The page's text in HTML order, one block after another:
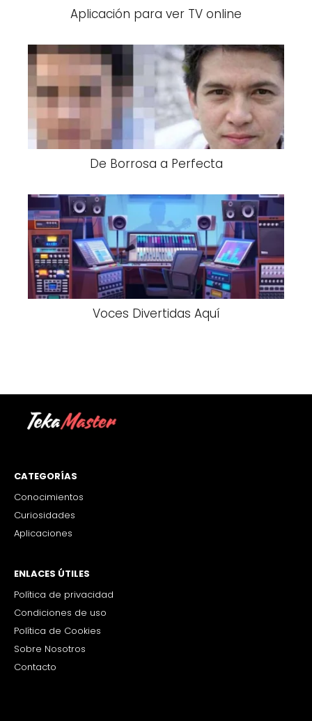
Aplicación para ver TV online
De Borrosa a Perfecta
Voces Divertidas Aquí
CATEGORÍAS
Conocimientos
Curiosidades
Aplicaciones
ENLACES ÚTILES
Política de privacidad
Condiciones de uso
Política de Cookies
Sobre Nosotros
Contacto